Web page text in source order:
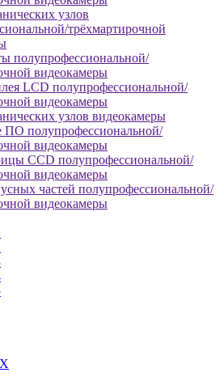
узлов
трёхмартирочной
полупрофессиональной/
видеокамеры
LCD полупрофессиональной/
видеокамеры
узлов видеокамеры
ПО полупрофессиональной/
видеокамеры
CCD полупрофессиональной/
видеокамеры
частей полупрофессиональной/
видеокамеры